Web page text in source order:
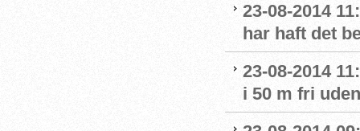
23-08-2014
har haft det
23-08-2014
i 50 m fri